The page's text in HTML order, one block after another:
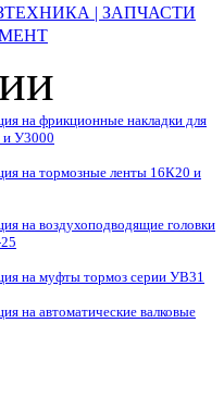
| ЗАПЧАСТИ
на фрикционные накладки для
У3000
на тормозные ленты 16К20 и
на воздухоподводящие головки
на муфты тормоз серии УВ31
на автоматические валковые